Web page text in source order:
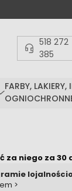
518 272
385
FARBY, LAKIERY,
za niego za 30
>